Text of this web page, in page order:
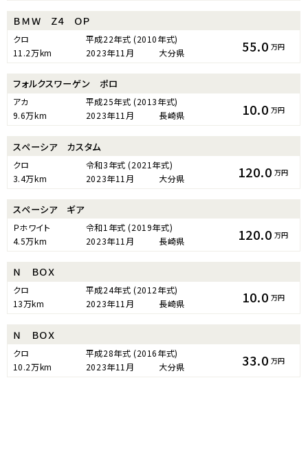
ＢＭＷ Ｚ４ ＯＰ
クロ 平成22年式 (2010年式)
11.2万km
2023年11月 大分県 55.0 万円
フォルクスワーゲン ポロ
アカ 平成25年式 (2013年式)
9.6万km
2023年11月 長崎県 10.0 万円
スペーシア カスタム
クロ 令和3年式 (2021年式)
3.4万km
2023年11月 大分県 120.0 万円
スペーシア ギア
Ｐホワイト 令和1年式 (2019年式)
4.5万km
2023年11月 長崎県 120.0 万円
Ｎ ＢＯＸ
クロ 平成24年式 (2012年式)
13万km
2023年11月 長崎県 10.0 万円
Ｎ ＢＯＸ
クロ 平成28年式 (2016年式)
10.2万km
2023年11月 大分県 33.0 万円